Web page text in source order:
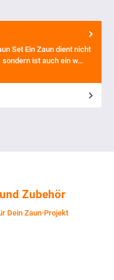
Set Ein Zaun dient nicht
ist auch ein w…
Zubehör
Dein Zaun-Projekt